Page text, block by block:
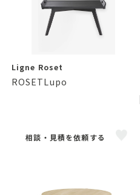
Ligne Roset
ROSETLupo
相談・見積を依頼する